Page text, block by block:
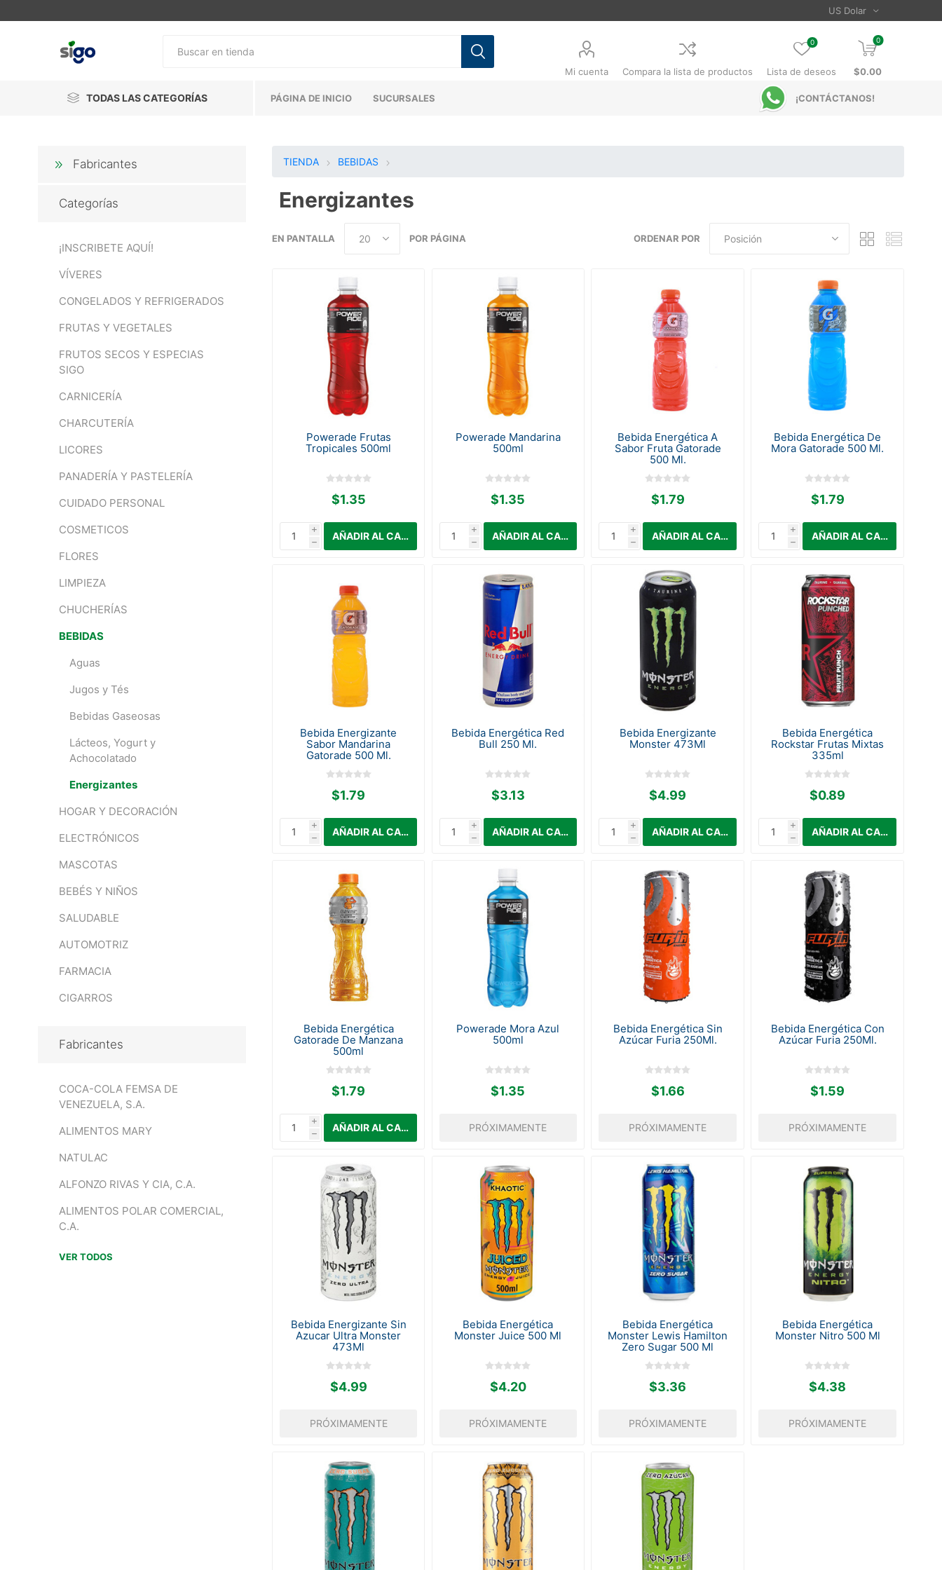
Mi cuenta Compara la lista de productos Lista de deseos
0 0
$0.00
TODAS LAS CATEGORÍAS PÁGINA DE INICIO SUCURSALES ¡CONTÁCTANOS!
TIENDA BEBIDAS
Energizantes
ORDENAR POR
EN PANTALLA POR PÁGINA
Powerade Frutas
Tropicales 500ml
$1.35
i
h
Powerade Mandarina
500ml
$1.35
i
h
Bebida Energética A
Sabor Fruta Gatorade
500 Ml.
$1.79
i
h
Bebida Energética De
Mora Gatorade 500 Ml.
$1.79
i
h
Bebida Energizante
Sabor Mandarina
Gatorade 500 Ml.
$1.79
i
h
Bebida Energética Red
Bull 250 Ml.
$3.13
i
h
Bebida Energizante
Monster 473Ml
$4.99
i
h
Bebida Energética
Rockstar Frutas Mixtas
335ml
$0.89
i
h
Bebida Energética
Gatorade De Manzana
500ml
$1.79
i
h
Powerade Mora Azul
500ml
$1.35
PRÓXIMAMENTE
Bebida Energética Sin
Azúcar Furia 250Ml.
$1.66
PRÓXIMAMENTE
Bebida Energética Con
Azúcar Furia 250Ml.
$1.59
PRÓXIMAMENTE
Bebida Energizante Sin
Azucar Ultra Monster
473Ml
$4.99
PRÓXIMAMENTE
Bebida Energética
Monster Juice 500 Ml
$4.20
PRÓXIMAMENTE
Bebida Energética
Monster Lewis Hamilton
Zero Sugar 500 Ml
$3.36
PRÓXIMAMENTE
Bebida Energética
Monster Nitro 500 Ml
$4.38
PRÓXIMAMENTE
Fabricantes
Categorías
¡INSCRIBETE AQUÍ!
VÍVERES
CONGELADOS Y REFRIGERADOS
FRUTAS Y VEGETALES
FRUTOS SECOS Y ESPECIAS
SIGO
CARNICERÍA
CHARCUTERÍA
LICORES
PANADERÍA Y PASTELERÍA
CUIDADO PERSONAL
COSMETICOS
FLORES
LIMPIEZA
CHUCHERÍAS
BEBIDAS
Aguas
Jugos y Tés
Bebidas Gaseosas
Lácteos, Yogurt y
Achocolatado
Energizantes
HOGAR Y DECORACIÓN
ELECTRÓNICOS
MASCOTAS
BEBÉS Y NIÑOS
SALUDABLE
AUTOMOTRIZ
FARMACIA
CIGARROS
Fabricantes
COCA-COLA FEMSA DE
VENEZUELA, S.A.
ALIMENTOS MARY
NATULAC
ALFONZO RIVAS Y CIA, C.A.
ALIMENTOS POLAR COMERCIAL,
C.A.
VER TODOS